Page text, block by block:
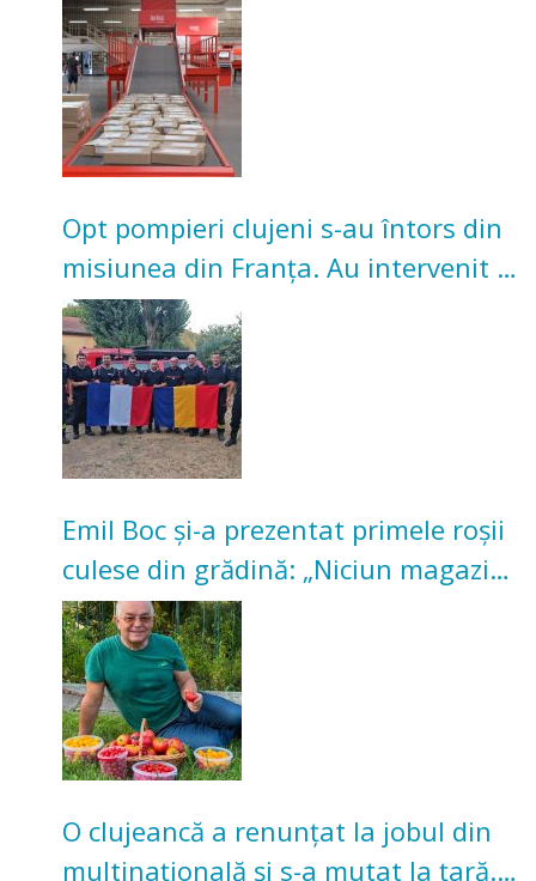
Opt pompieri clujeni s-au întors din
misiunea din Franța. Au intervenit la
incendii de vegetație și pădure
Emil Boc și-a prezentat primele roșii
culese din grădină: „Niciun magazin
nu poate oferi această satisfacție”
O clujeancă a renunțat la jobul din
multinațională și s-a mutat la țară.